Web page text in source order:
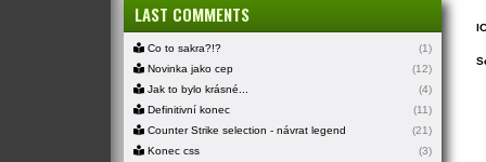
LAST COMMENTS
Co to sakra?!?
(1)
Novinka jako cep
(12)
Jak to bylo krásné...
(4)
Definitivní konec
(11)
Counter Strike selection - návrat legend
(21)
Konec css
(3)